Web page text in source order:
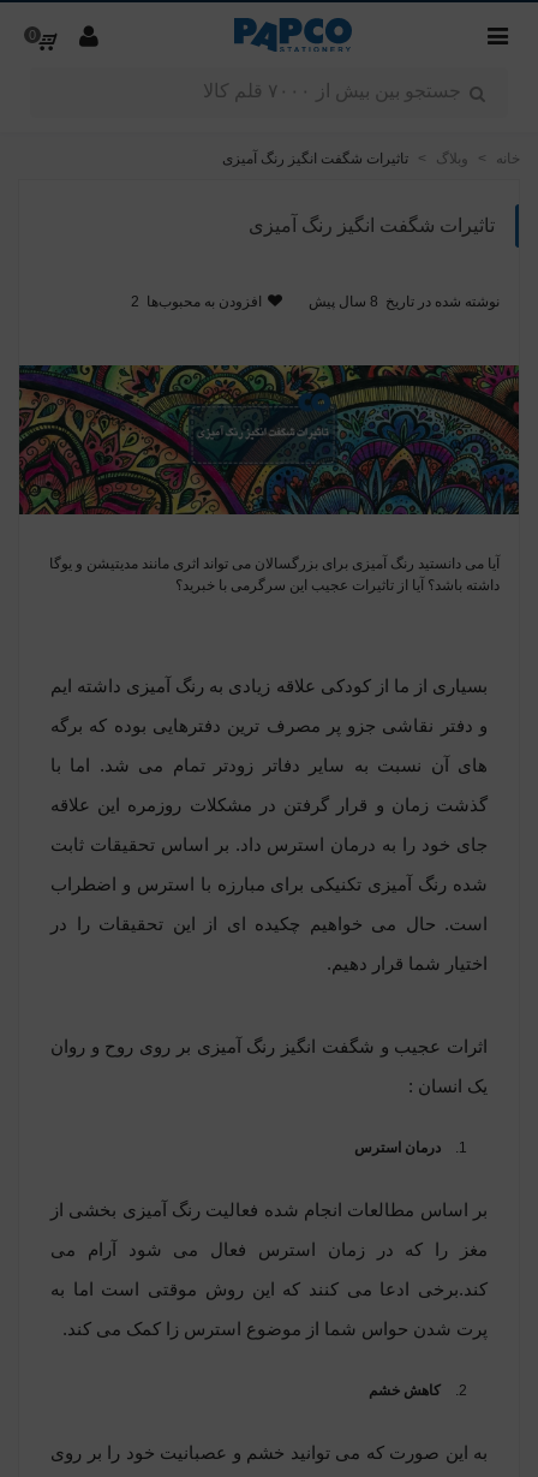
0
خانه > وبلاگ > تاثیرات شگفت انگیز رنگ آمیزی
تاثیرات شگفت انگیز رنگ آمیزی
نوشته شده در تاریخ 8 سال پیش افزودن به محبوب‌ها 2
آیا می دانستید رنگ آمیزی برای بزرگسالان می تواند اثری مانند مدیتیشن و یوگا
داشته باشد؟ آیا از تاثیرات عجیب این سرگرمی با خبرید؟
بسیاری از ما از کودکی علاقه زیادی به رنگ آمیزی داشته ایم
و دفتر نقاشی جزو پر مصرف ترین دفترهایی بوده که برگه
های آن نسبت به سایر دفاتر زودتر تمام می شد. اما با
گذشت زمان و قرار گرفتن در مشکلات روزمره این علاقه
جای خود را به درمان استرس داد. بر اساس تحقیقات ثابت
شده رنگ آمیزی تکنیکی برای مبارزه با استرس و اضطراب
است. حال می خواهیم چکیده ای از این تحقیقات را در
اختیار شما قرار دهیم.
اثرات عجیب و شگفت انگیز رنگ آمیزی بر روی روح و روان
یک انسان :
درمان استرس
بر اساس مطالعات انجام شده فعالیت رنگ آمیزی بخشی از
مغز را که در زمان استرس فعال می شود آرام می
کند.برخی ادعا می کنند که این روش موقتی است اما به
پرت شدن حواس شما از موضوع استرس زا کمک می کند.
کاهش خشم
به این صورت که می توانید خشم و عصبانیت خود را بر روی